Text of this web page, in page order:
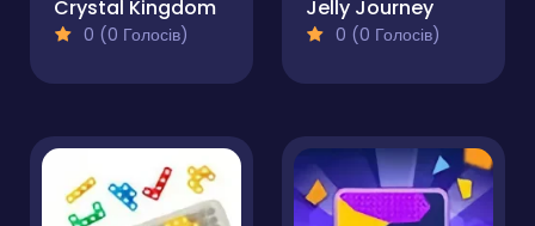
Crystal Kingdom
0 (0 Голосів)
Jelly Journey
0 (0 Голосів)